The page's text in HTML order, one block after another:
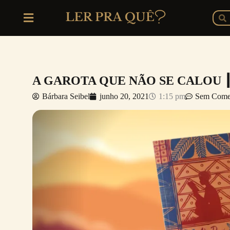
o
A GAROTA QUE NÃO SE CALOU
Bárbara Seibel junho 20, 2021 1:15 pm Sem